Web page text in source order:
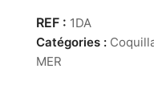
Anus 1DA
Catégories :
MER